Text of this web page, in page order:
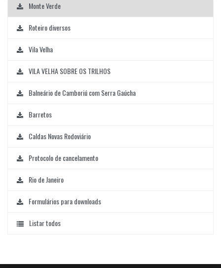
Monte Verde
Roteiro diversos
Vila Velha
VILA VELHA SOBRE OS TRILHOS
Balneário de Camboriú com Serra Gaúcha
Barretos
Caldas Novas Rodoviário
Protocolo de cancelamento
Rio de Janeiro
Formulários para downloads
Listar todos